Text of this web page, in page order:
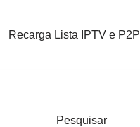
Recarga Lista IPTV e P2P
Pesquisar